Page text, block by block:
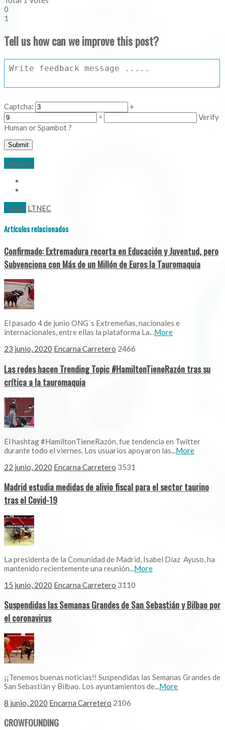
0
1
Tell us how can we improve this post?
Captcha:
+
=
Verify
Human or Spambot ?
Comparte!
Tagged LTNEC
Artículos relacionados
Confirmado: Extremadura recorta en Educación y Juventud, pero
Subvenciona con Más de un Millón de Euros la Tauromaquia
El pasado 4 de junio ONG´s Extremeñas, nacionales e
internacionales, entre ellas la plataforma La...More
23 junio, 2020 Encarna Carretero 2466
Las redes hacen Trending Topic #HamiltonTieneRazón tras su
crítica a la tauromaquia
El hashtag #HamiltonTieneRazón, fue tendencia en Twitter
durante todo el viernes. Los usuarios apoyaron las... More
22 junio, 2020 Encarna Carretero 3531
Madrid estudia medidas de alivio fiscal para el sector taurino
tras el Covid-19
La presidenta de la Comunidad de Madrid, Isabel Díaz Ayuso, ha
mantenido recientemente una reunión...More
15 junio, 2020 Encarna Carretero 3110
Suspendidas las Semanas Grandes de San Sebastián y Bilbao por
el coronavirus
¡¡Tenemos buenas noticias!! Suspendidas las Semanas Grandes de
San Sebastián y Bilbao. Los ayuntamientos de...More
8 junio, 2020 Encarna Carretero 2106
CROWFOUNDING